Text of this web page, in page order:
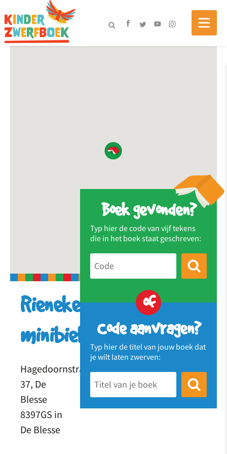
Boek gevonden?
Typ hier de code van vijf tekens
die in het boek staat geschreven:
of
Code aanvragen?
Typ hier de titel van jouw boek dat
je wilt laten zwerven:
Rieneke’s
minibieb
Hagedoornstraat
37, De
Blesse
8397GS in
De Blesse